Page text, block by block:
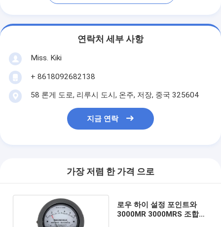
연락처 세부 사항
Miss. Kiki
+ 8618092682138
58 론게 도로, 리루시 도시, 온주, 저장, 중국 325604
지금 연락
가장 저렴 한 가격 으로
로우 하이 설정 포인트와
3000MR 3000MRS 조합